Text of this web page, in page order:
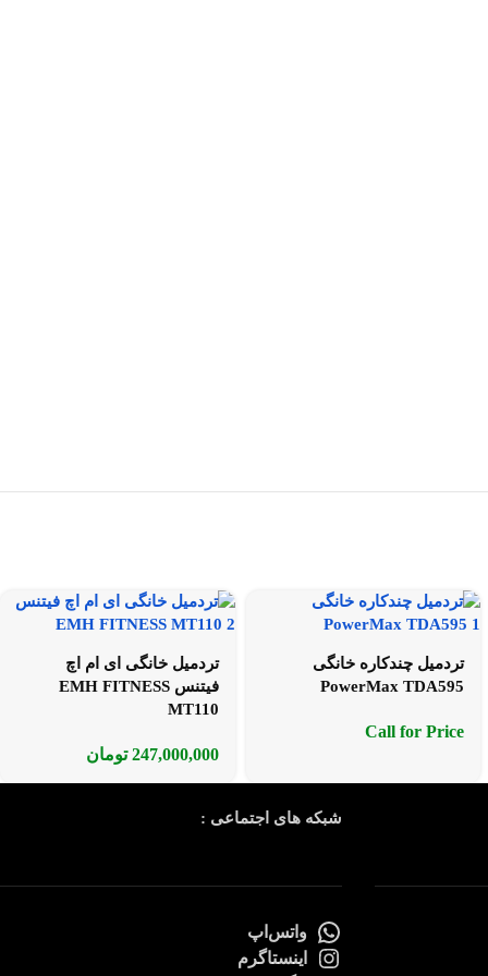
تردمیل چندکاره خانگی
PowerMax TDA595
Call for Price
تردمیل خانگی ای ام اچ
فیتنس EMH FITNESS
MT110
247,000,000 تومان
شبکه های اجتماعی :
واتس‌اپ
اینستاگرم